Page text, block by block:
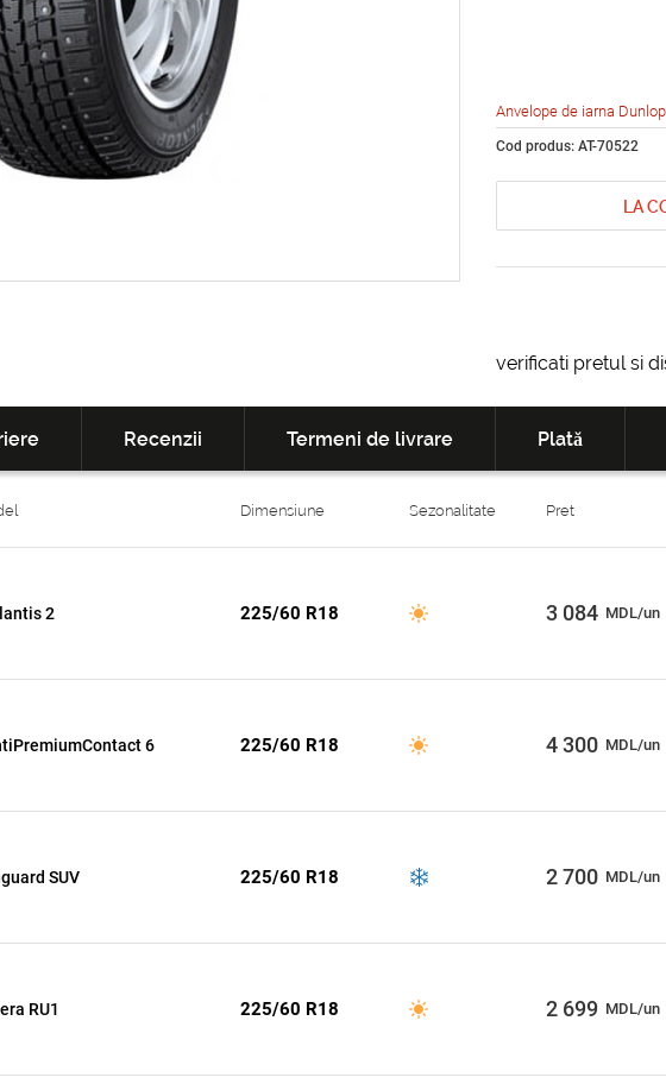
Anvelope de iarna Dunlop
Cod produs: AT-70522
LA
verificati pretul si
Recenzii Termeni de livrare Plată
Dimensiune Sezonalitate Pret
2 225/60 R18 3 084 MDL/un
6 225/60 R18 4 300 MDL/un
SUV 225/60 R18 2 700 MDL/un
RU1 225/60 R18 2 699 MDL/un